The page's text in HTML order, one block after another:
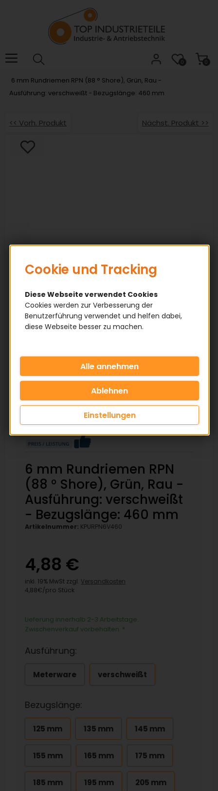
das
Barrierefreiheitsmenü
0
0
6 mm Rundriemen RPN (88 ° Shore), Grün, Rau -
Ausführung: verschweißt - Bezugslänge: 460 mm
<< Vorh. Produkt Nächst. Produkt >>
6 mm Rundriemen RPN
(88 ° Shore), Grün, Rau -
Ausführung: verschweißt
- Bezugslänge: 460 mm
Artikelnummer: KPURPN6V460
4,88 €
inkl. 19% MwSt zzgl. Versandkosten
4,88€/pro Stück
Lieferung innerhalb 2-3 Arbeitstage.
Zwischenverkauf vorbehalten. *
Ausführung:
Meterware verschweißt
Bezugslänge:
125 mm 135 mm 145 mm
155 mm 165 mm 175 mm
185 mm 195 mm 205 mm
Cookie und Tracking
Diese Webseite verwendet Cookies
Cookies werden zur Verbesserung der
Benutzerführung verwendet und helfen dabei,
diese Webseite besser zu machen.
Einstellungen